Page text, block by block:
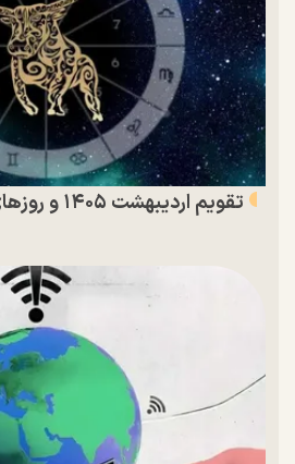
تقویم اردیبهشت ۱۴۰۵ و روز‌های تعطیل این ماه